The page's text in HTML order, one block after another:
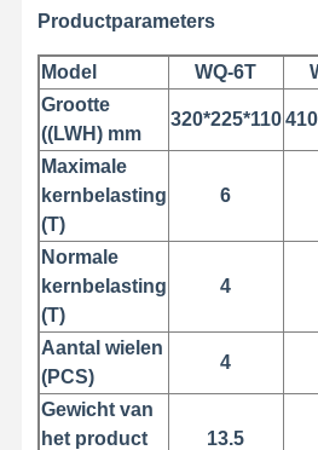
Thuis Producten
Productparameters
Model WQ-6T
Grootte
((LWH) mm
320*225*110
Maximale
kernbelasting
(T)
6
Normale
kernbelasting
(T)
4
Aantal wielen
(PCS)
4
Gewicht van
het product
13.5